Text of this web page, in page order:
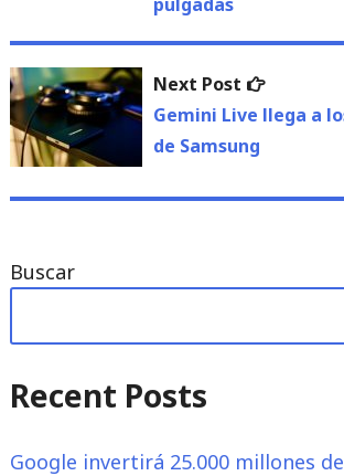
Next Post
Next
post:
Gemini Live llega a
de Samsung
Buscar
Recent Posts
Google invertirá 25.000 millones